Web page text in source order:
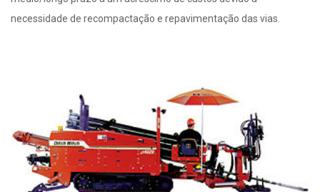
necessidade de recompactação e repavimentação das vias.